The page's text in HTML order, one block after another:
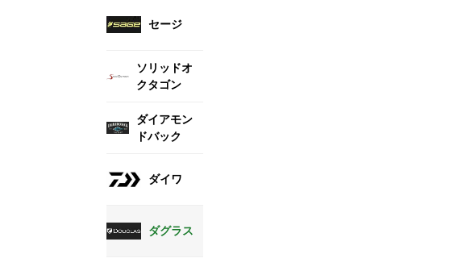
セージ
ソリッドオ
クタゴン
ダイアモン
ドバック
ダイワ
ダグラス